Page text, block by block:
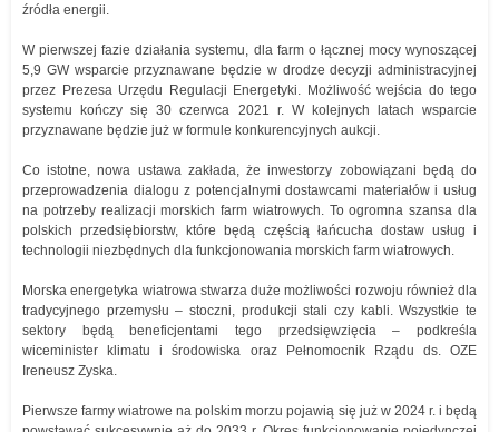
źródła energii.
W pierwszej fazie działania systemu, dla farm o łącznej mocy wynoszącej
5,9 GW wsparcie przyznawane będzie w drodze decyzji administracyjnej
przez Prezesa Urzędu Regulacji Energetyki. Możliwość wejścia do tego
systemu kończy się 30 czerwca 2021 r. W kolejnych latach wsparcie
przyznawane będzie już w formule konkurencyjnych aukcji.
Co istotne, nowa ustawa zakłada, że inwestorzy zobowiązani będą do
przeprowadzenia dialogu z potencjalnymi dostawcami materiałów i usług
na potrzeby realizacji morskich farm wiatrowych. To ogromna szansa dla
polskich przedsiębiorstw, które będą częścią łańcucha dostaw usług i
technologii niezbędnych dla funkcjonowania morskich farm wiatrowych.
Morska energetyka wiatrowa stwarza duże możliwości rozwoju również dla
tradycyjnego przemysłu – stoczni, produkcji stali czy kabli. Wszystkie te
sektory będą beneficjentami tego przedsięwzięcia – podkreśla
wiceminister klimatu i środowiska oraz Pełnomocnik Rządu ds. OZE
Ireneusz Zyska.
Pierwsze farmy wiatrowe na polskim morzu pojawią się już w 2024 r. i będą